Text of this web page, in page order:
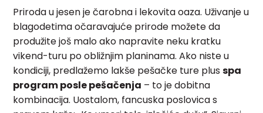
Priroda u jesen je čarobna i lekovita oaza. Uživanje u
blagodetima očaravajuće prirode možete da
produžite još malo ako napravite neku kratku
vikend-turu po obližnjim planinama. Ako niste u
kondiciji, predlažemo lakše pešačke ture plusspa
program posle pešačenja – to je dobitna
kombinacija. Uostalom, fancuska poslovica s